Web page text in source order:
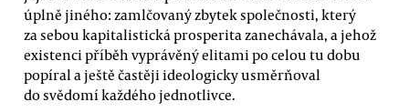
úplně jiného: zamlčovaný zbytek společnosti, který
za sebou kapitalistická prosperita zanechávala, a jehož
existenci příběh vyprávěný elitami po celou tu dobu
popíral a ještě častěji ideologicky usměrňoval
do svědomí každého jednotlivce.